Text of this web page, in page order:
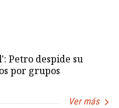
Petro despide su
por grupos
Ver más